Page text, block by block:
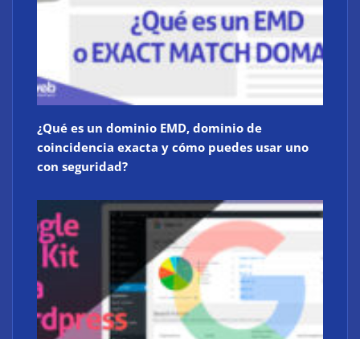
¿Qué es un dominio EMD, dominio de
coincidencia exacta y cómo puedes usar uno
con seguridad?